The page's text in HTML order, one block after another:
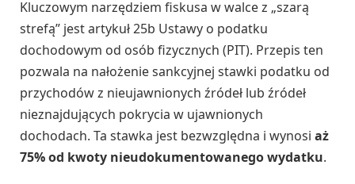
Kluczowym narzędziem fiskusa w walce z „szarą
strefą” jest artykuł 25b Ustawy o podatku
dochodowym od osób fizycznych (PIT). Przepis ten
pozwala na nałożenie sankcyjnej stawki podatku od
przychodów z nieujawnionych źródeł lub źródeł
nieznajdujących pokrycia w ujawnionych
dochodach. Ta stawka jest bezwzględna i wynosi aż
75% od kwoty nieudokumentowanego wydatku.